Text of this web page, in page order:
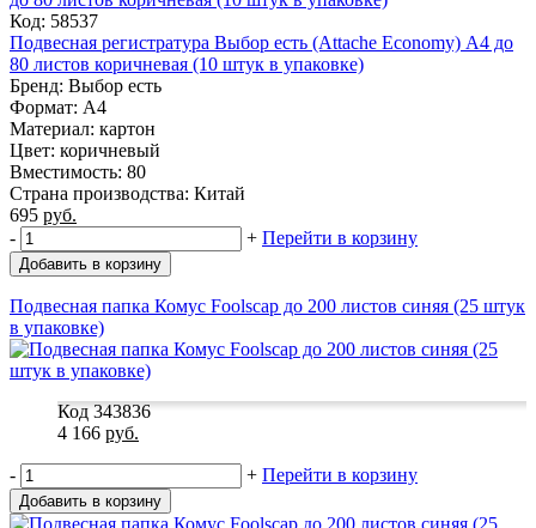
Код: 58537
Подвесная регистратура Выбор есть (Attache Economy) А4 до
80 листов коричневая (10 штук в упаковке)
Бренд: Выбор есть
Формат: A4
Материал: картон
Цвет: коричневый
Вместимость: 80
Страна производства: Китай
695 руб.
-
+ Перейти в корзину
Добавить в корзину
Подвесная папка Комус Foolscap до 200 листов синяя (25 штук
в упаковке)
Код 343836
4 166 руб.
- + Перейти в корзину
Добавить в корзину